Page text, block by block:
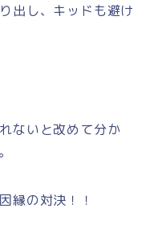
出し、キッドも避け
ないと改めて分か
縁の対決！！